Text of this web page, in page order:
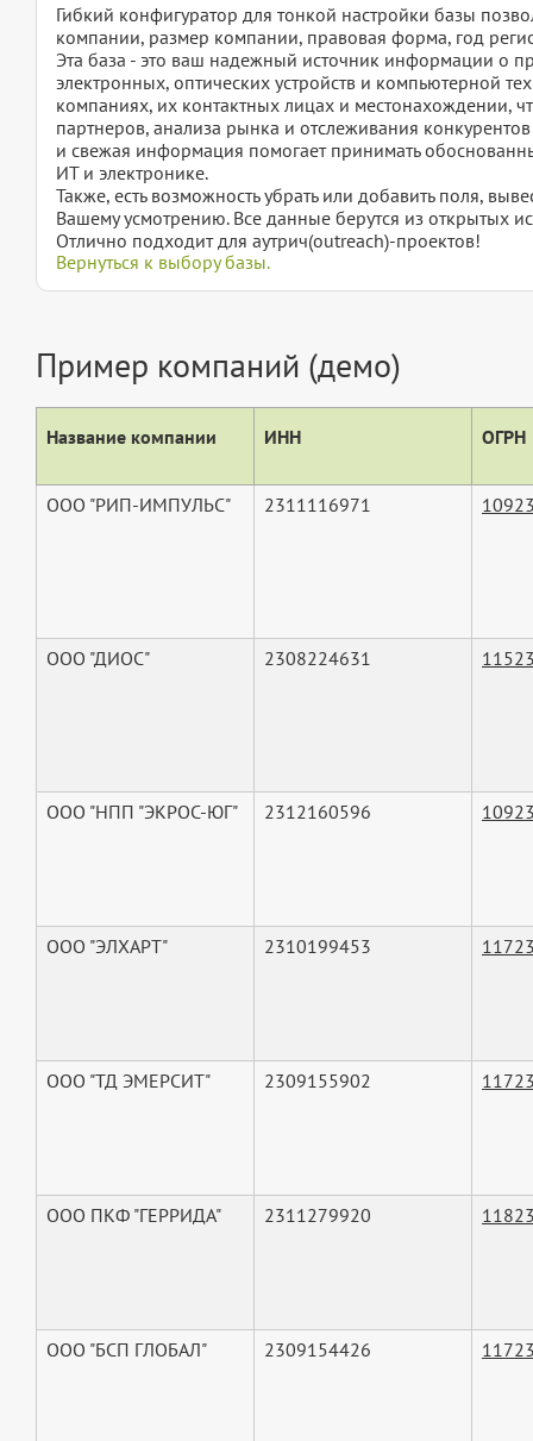
Гибкий конфигуратор для тонкой настройки базы
компании, размер компании, правовая форма, год
Эта база - это ваш надежный источник информации о
электронных, оптических устройств и компьютерной
компаниях, их контактных лицах и местонахождении,
партнеров, анализа рынка и отслеживания
и свежая информация помогает принимать
ИТ и электронике.
Также, есть возможность убрать или добавить поля,
Вашему усмотрению. Все данные берутся из открытых
Отлично подходит для аутрич(outreach)-проектов!
Вернуться к выбору базы.
Пример компаний (демо)
Название компании ИНН ОГРН
ООО "РИП-ИМПУЛЬС" 2311116971
ООО "ДИОС" 2308224631
ООО "НПП "ЭКРОС-ЮГ" 2312160596
ООО "ЭЛХАРТ" 2310199453
ООО "ТД ЭМЕРСИТ" 2309155902
ООО ПКФ "ГЕРРИДА" 2311279920
ООО "БСП ГЛОБАЛ" 2309154426